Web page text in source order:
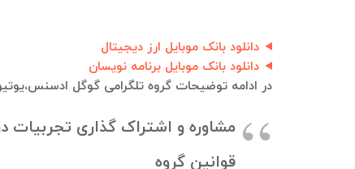
دانلود بانک موبایل ارز دیجیتال
دانلود بانک موبایل برنامه نویسان
در ادامه توضیحات گروه تلگرامی گوگل
مشاوره و اشتراک گذاری
قوانین گروه